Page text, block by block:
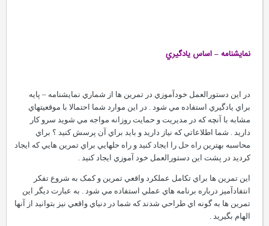
نمايشنامه – اساس يادگيري
در اين دستورالعمل خودآموزي در تمرين ها از شماري نمايشنامه – پايه
براي يادگيري استفاده مي شود . در اين موارد شما احتمالا با موقعيتهاي
مشابه با آنچه که در مديريت و حمايت روزانه مواجه مي شويد سرو کار
داريد . شما اطلاعاتي که نياز داريد و بايد براي آن پرسش کنيد ؟ براي
محاسبه بهترين راه حل را ايجاد کنيد و راه حلهايي براي تمرين هايي که ايجاد
کرديد در پشت اين دستورالعمل خود آموزي ايجاد کنيد .
اين تمرين ها براي تکامل عملکرد واقعي تمرين و کمک به شروع تفکر
انتفادآميز درباره برنامه هاي عملي استفاده مي شود . به عبارت ديگر اين
تمرين ها به گونه اي طراحي شدند که شما در دنياي واقعي نيز بتوانيد از آنها
الهام بگيريد .